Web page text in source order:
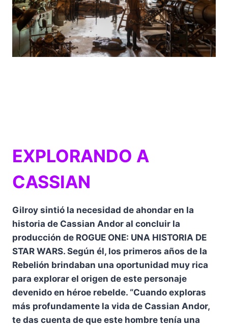
EXPLORANDO A
CASSIAN
Gilroy sintió la necesidad de ahondar en la
historia de Cassian Andor al concluir la
producción de ROGUE ONE: UNA HISTORIA DE
STAR WARS. Según él, los primeros años de la
Rebelión brindaban una oportunidad muy rica
para explorar el origen de este personaje
devenido en héroe rebelde. “Cuando exploras
más profundamente la vida de Cassian Andor,
te das cuenta de que este hombre tenía una